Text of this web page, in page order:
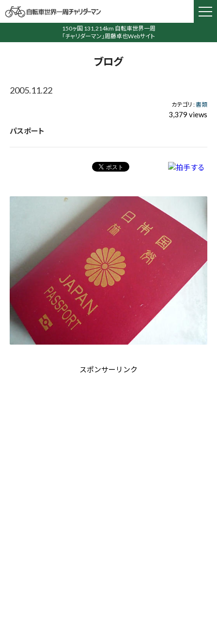
150ヶ国 131,214km 自転車世界一周
「チャリダーマン」周藤卓也Webサイト
ブログ
2005.11.22
カテゴリ :書類
3,379 views
パスポート
スポンサーリンク